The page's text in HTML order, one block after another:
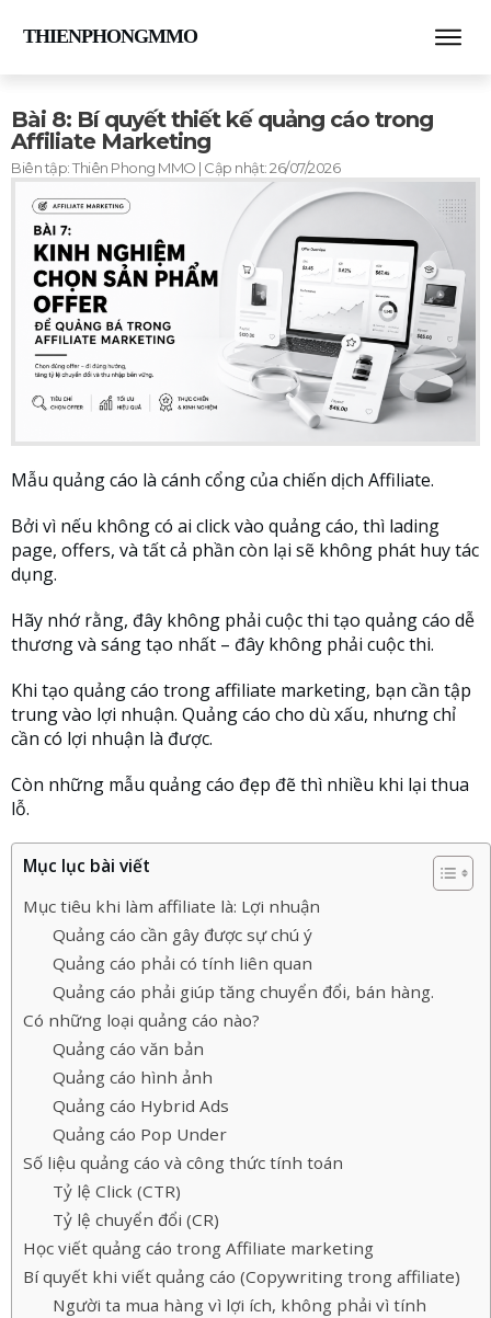
THIENPHONGMMO
Bài 8: Bí quyết thiết kế quảng cáo trong
Affiliate Marketing
Biên tập:Thiên Phong MMO | Cập nhật:26/07/2026
Mẫu quảng cáo là cánh cổng của chiến dịch Affiliate.
Bởi vì nếu không có ai click vào quảng cáo, thì lading
page, offers, và tất cả phần còn lại sẽ không phát huy tác
dụng.
Hãy nhớ rằng, đây không phải cuộc thi tạo quảng cáo dễ
thương và sáng tạo nhất – đây không phải cuộc thi.
Khi tạo quảng cáo trong affiliate marketing, bạn cần tập
trung vào lợi nhuận. Quảng cáo cho dù xấu, nhưng chỉ
cần có lợi nhuận là được.
Còn những mẫu quảng cáo đẹp đẽ thì nhiều khi lại thua
lỗ.
Mục lục bài viết
Mục tiêu khi làm affiliate là: Lợi nhuận
Quảng cáo cần gây được sự chú ý
Quảng cáo phải có tính liên quan
Quảng cáo phải giúp tăng chuyển đổi, bán hàng.
Có những loại quảng cáo nào?
Quảng cáo văn bản
Quảng cáo hình ảnh
Quảng cáo Hybrid Ads
Quảng cáo Pop Under
Số liệu quảng cáo và công thức tính toán
Tỷ lệ Click (CTR)
Tỷ lệ chuyển đổi (CR)
Học viết quảng cáo trong Affiliate marketing
Bí quyết khi viết quảng cáo (Copywriting trong affiliate)
Người ta mua hàng vì lợi ích, không phải vì tính